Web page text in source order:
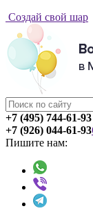
Создай свой шар
+7 (495) 744-61-93
+7 (926) 044-61-93
Пишите нам: